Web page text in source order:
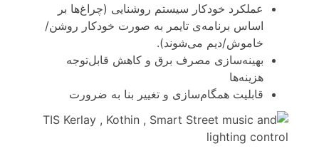
عملکرد خودکار سیستم روشنایی (چراغ‌ها بر
اساس برنامه‌ی تایمر به صورت خودکار روشن/
خاموش/دیم می‌شوند).
بهینه‌سازی مصرف برق و کاهش قابل‌توجه
هزینه‌ها
قابلیت همگام‌سازی و تغییر بنا به ضرورت